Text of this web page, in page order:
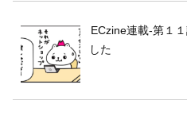
ECzine連載-第１
した